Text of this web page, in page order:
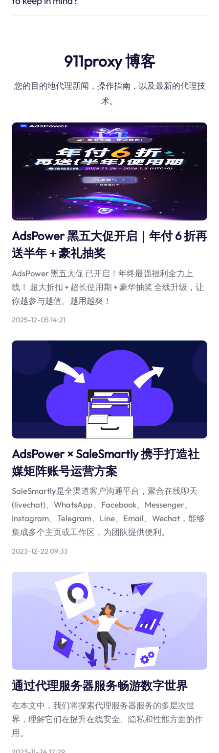
911proxy 博客
您的目的地代理新闻，操作指南，以及最新的代理技
术。
AdsPower 黑五大促开启｜年付 6 折再
送半年＋豪礼抽奖
AdsPower 黑五大促 已开启！年终最强福利全力上
线！ 超大折扣 + 超长使用期 + 豪华抽奖 全线升级，让
你越参与越值、越用越爽！
2025-12-05 14:21
AdsPower × SaleSmartly 携手打造社
媒矩阵账号运营方案
SaleSmartly是全渠道客户沟通平台，聚合在线聊天
(livechat)、WhatsApp、Facebook、Messenger、
Instagram、Telegram、Line、Email、Wechat，能够
集成多个主页或工作区，为团队提供便利。
2023-12-22 09:33
通过代理服务器服务畅游数字世界
在本文中，我们将探索代理服务器服务的多层次世
界，理解它们在提升在线安全、隐私和性能方面的作
用。